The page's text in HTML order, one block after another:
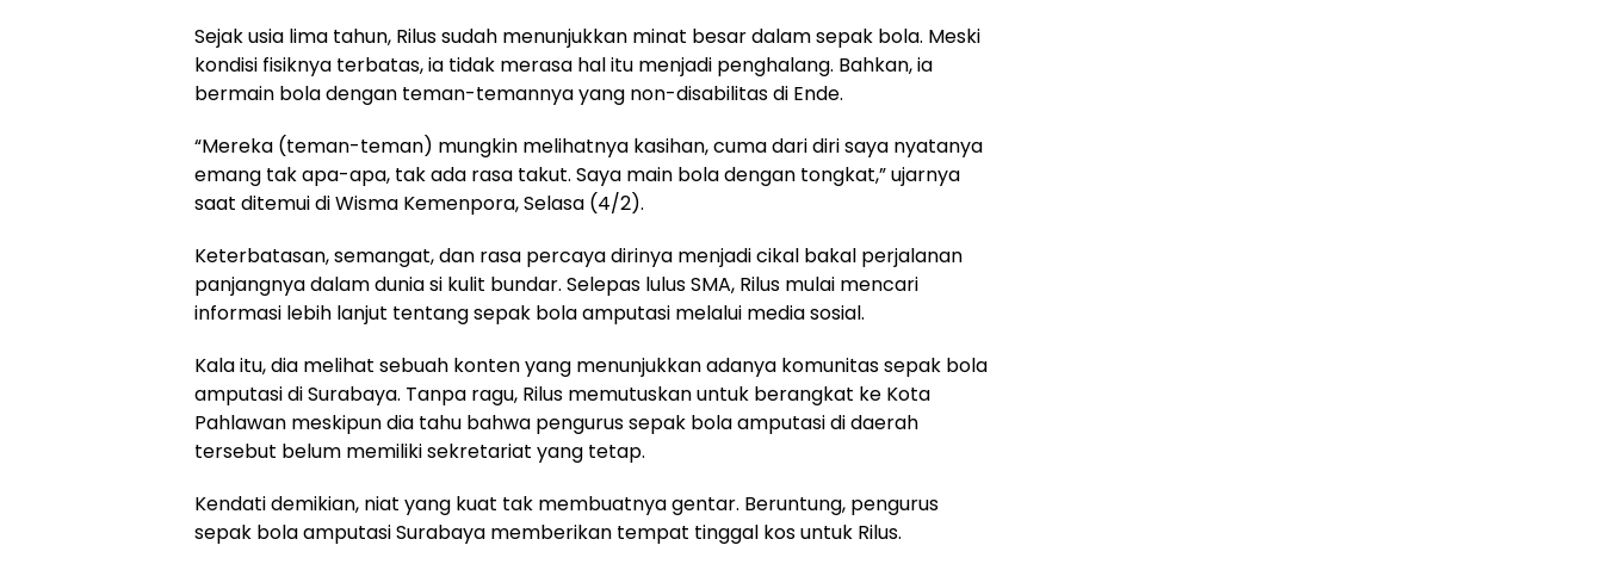
Sejak usia lima tahun, Rilus sudah menunjukkan minat besar dalam sepak bola. Meski
kondisi fisiknya terbatas, ia tidak merasa hal itu menjadi penghalang. Bahkan, ia
bermain bola dengan teman-temannya yang non-disabilitas di Ende.
“Mereka (teman-teman) mungkin melihatnya kasihan, cuma dari diri saya nyatanya
emang tak apa-apa, tak ada rasa takut. Saya main bola dengan tongkat,” ujarnya
saat ditemui di Wisma Kemenpora, Selasa (4/2).
Keterbatasan, semangat, dan rasa percaya dirinya menjadi cikal bakal perjalanan
panjangnya dalam dunia si kulit bundar. Selepas lulus SMA, Rilus mulai mencari
informasi lebih lanjut tentang sepak bola amputasi melalui media sosial.
Kala itu, dia melihat sebuah konten yang menunjukkan adanya komunitas sepak bola
amputasi di Surabaya. Tanpa ragu, Rilus memutuskan untuk berangkat ke Kota
Pahlawan meskipun dia tahu bahwa pengurus sepak bola amputasi di daerah
tersebut belum memiliki sekretariat yang tetap.
Kendati demikian, niat yang kuat tak membuatnya gentar. Beruntung, pengurus
sepak bola amputasi Surabaya memberikan tempat tinggal kos untuk Rilus.